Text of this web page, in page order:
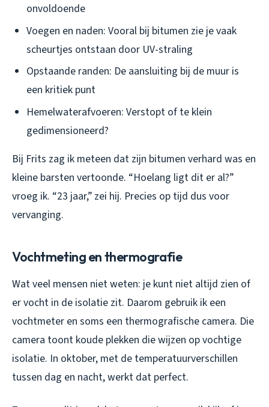
onvoldoende
Voegen en naden: Vooral bij bitumen zie je vaak
scheurtjes ontstaan door UV-straling
Opstaande randen: De aansluiting bij de muur is
een kritiek punt
Hemelwaterafvoeren: Verstopt of te klein
gedimensioneerd?
Bij Frits zag ik meteen dat zijn bitumen verhard was en
kleine barsten vertoonde. “Hoelang ligt dit er al?”
vroeg ik. “23 jaar,” zei hij. Precies op tijd dus voor
vervanging.
Vochtmeting en thermografie
Wat veel mensen niet weten: je kunt niet altijd zien of
er vocht in de isolatie zit. Daarom gebruik ik een
vochtmeter en soms een thermografische camera. Die
camera toont koude plekken die wijzen op vochtige
isolatie. In oktober, met de temperatuurverschillen
tussen dag en nacht, werkt dat perfect.